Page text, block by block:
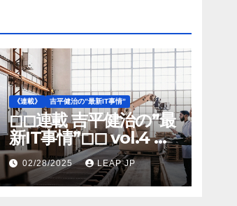
《連載》 吉平健治の”最新IT事情”
◻︎◻︎連載 吉平健治の”最
新IT事情”◻︎◻︎ vol.4 AI
導入が変革を加速する
米国製造業の最前線
02/28/2025 LEAP JP